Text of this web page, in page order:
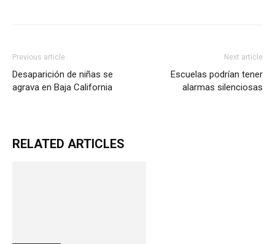
Previous article
Desaparición de niñas se
agrava en Baja California
Next article
Escuelas podrían tener
alarmas silenciosas
RELATED ARTICLES